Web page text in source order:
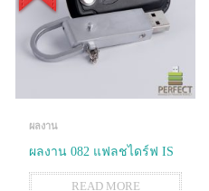
ผลงาน
ผลงาน 082 แฟลชไดร์ฟ IS
READ MORE